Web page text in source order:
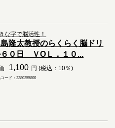
な字で脳活性！
島隆太教授のらくらく脳ドリ
６０日 ＶОＬ．１０...
1,100 円 (税込：10％)
ード：2380255800